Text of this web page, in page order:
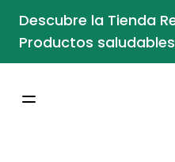
Descubre la Tienda
Productos